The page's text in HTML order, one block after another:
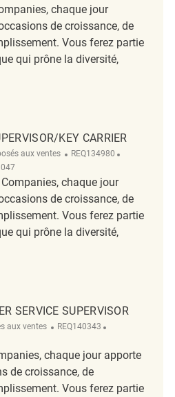
chaque jour
de croissance, de
Vous ferez partie
qui prône la diversité,
Coordinator REQ139209
KEY CARRIER
aux ventes ReqId
REQ134980
chaque jour
de croissance, de
Vous ferez partie
qui prône la diversité,
Supervisor/Key Carrier REQ134980
SERVICE SUPERVISOR
aux ventes ReqId
REQ140343
chaque jour apporte
de croissance, de
Vous ferez partie